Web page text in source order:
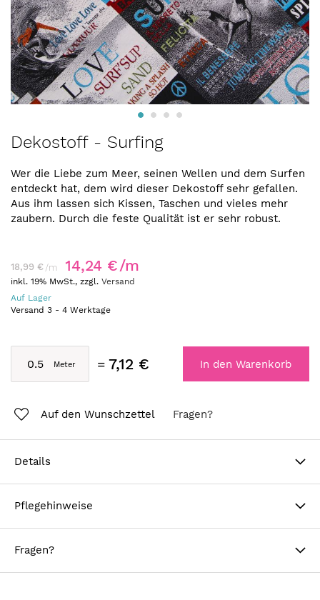
Anfang
Bildergalerie
springen
Dekostoff - Surfing
Wer die Liebe zum Meer, seinen Wellen und dem Surfen
entdeckt hat, dem wird dieser Dekostoff sehr gefallen.
Aus ihm lassen sich Kissen, Taschen und vieles mehr
zaubern. Durch die feste Qualität ist er sehr robust.
18,99 € /m 14,24 €/m
inkl. 19% MwSt., zzgl. Versand
Auf Lager
Versand 3 - 4 Werktage
7,12 € In den Warenkorb
Auf den Wunschzettel Fragen?
Details
Pflegehinweise
Fragen?